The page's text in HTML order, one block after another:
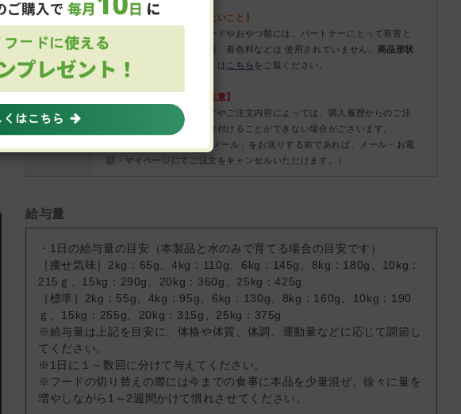
【知っておいていただきたいこと】
当店で取り扱っているフードやおやつ類には、パートナーにとって有害と
なる合成保存料や人工香料、着色料などは 使用されていません。 商品形状
のバラつき
について詳しくは こちら をご覧ください。
【キャンセルについてご注意】
本商品はご注文タイミングやご注文内容によっては、購入履歴からのご注
文キャンセル、修正を受け付けることができない場合がございます。
(「発送予定日のお知らせメール」をお送りする前であれば、メール・お電
話・マイページにてご注文をキャンセルいただけます。）
給与量
・1日の給与量の目安（本製品と水のみで育てる場合の目安です）
［痩せ気味］2kg：65g、4kg：110g、6kg：145g、8kg：180g、10kg：
215ｇ、15kg：290g、20kg：360g、25kg：425g
［標準］2kg：55g、4kg：95g、6kg：130g、8kg：160g、10kg：190
ｇ、15kg：255g、20kg：315g、25kg：375g
※給与量は上記を目安に、体格や体質、体調、運動量などに応じて調節し
てください。
※1日に１～数回に分けて与えてください。
※フードの切り替えの際には今までの食事に本品を少量混ぜ、徐々に量を
増やしながら1～2週間かけて慣れさせてください。